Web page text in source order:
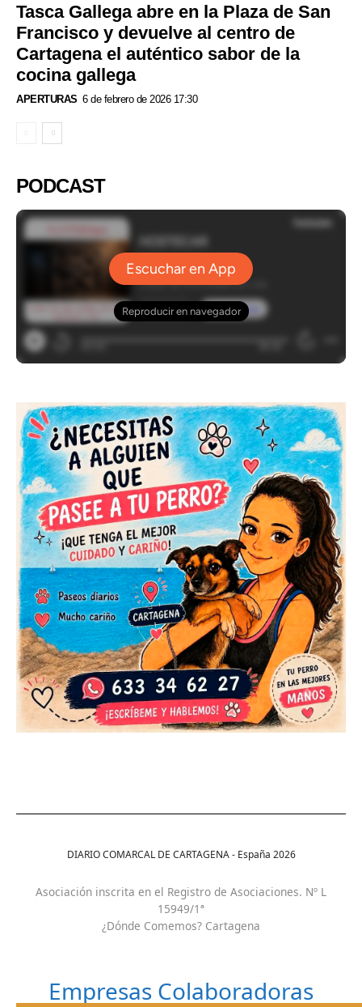
Tasca Gallega abre en la Plaza de San
Francisco y devuelve al centro de
Cartagena el auténtico sabor de la
cocina gallega
APERTURAS 6 de febrero de 2026 17:30
PODCAST
DIARIO COMARCAL DE CARTAGENA - España 2026
Asociación inscrita en el Registro de Asociaciones. Nº L
15949/1ª
¿Dónde Comemos? Cartagena
Empresas Colaboradoras